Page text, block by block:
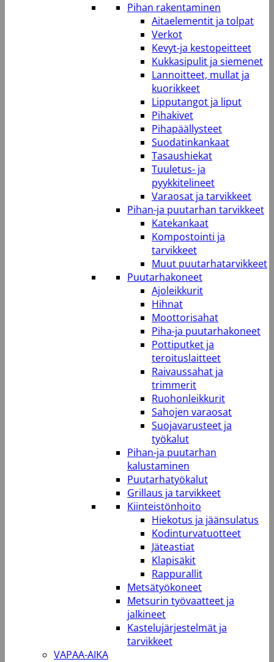
Pihan rakentaminen
Aitaelementit ja tolpat
Verkot
Kevyt-ja kestopeitteet
Kukkasipulit ja siemenet
Lannoitteet, mullat ja
kuorikkeet
Lipputangot ja liput
Pihakivet
Pihapäällysteet
Suodatinkankaat
Tasaushiekat
Tuuletus- ja
pyykkitelineet
Varaosat ja tarvikkeet
Pihan-ja puutarhan tarvikkeet
Katekankaat
Kompostointi ja
tarvikkeet
Muut puutarhatarvikkeet
Puutarhakoneet
Ajoleikkurit
Hihnat
Moottorisahat
Piha-ja puutarhakoneet
Pottiputket ja
teroituslaitteet
Raivaussahat ja
trimmerit
Ruohonleikkurit
Sahojen varaosat
Suojavarusteet ja
työkalut
Pihan-ja puutarhan
kalustaminen
Puutarhatyökalut
Grillaus ja tarvikkeet
Kiinteistönhoito
Hiekotus ja jäänsulatus
Kodinturvatuotteet
Jäteastiat
Klapisäkit
Rappurallit
Metsätyökoneet
Metsurin työvaatteet ja
jalkineet
Kastelujärjestelmät ja
tarvikkeet
VAPAA-AIKA